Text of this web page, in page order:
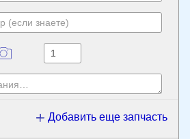
Добавить еще запчасть